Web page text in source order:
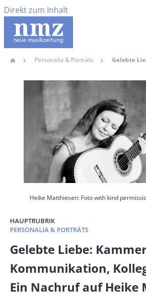
Direkt zum Inhalt
Home Personalia & Porträts
Heike Matthiesen: Foto with kind
HAUPTRUBRIK
PERSONALIA & PORTRÄTS
Banner
Size
Gelebte Liebe:
Kommunikation,
Ein Nachruf auf Heike